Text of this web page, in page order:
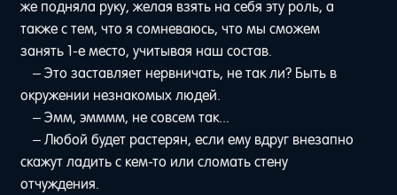
же подняла руку, желая взять на себя эту роль, а
также с тем, что я сомневаюсь, что мы сможем
занять 1-е место, учитывая наш состав.
– Это заставляет нервничать, не так ли? Быть в
окружении незнакомых людей.
– Эмм, эмммм, не совсем так...
– Любой будет растерян, если ему вдруг внезапно
скажут ладить с кем-то или сломать стену
отчуждения.